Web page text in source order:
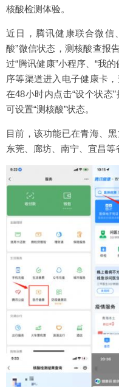
核酸检测体验。
近日，腾讯健康联合微信
酸”微信状态，测核酸查报
过“腾讯健康”小程序、“我
序等渠道进入电子健康卡
在48小时内点击“设个状态
可设置“测核酸”状态。
目前，该功能已在青海、
东莞、廊坊、南宁、宜昌等